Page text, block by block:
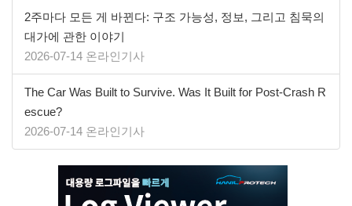
2주마다 모든 게 바뀐다: 구조 가능성, 정보, 그리고 침묵의
대가에 관한 이야기
2026-07-14 온라인기사
The Car Was Built to Survive. Was It Built for Post-Crash R
escue?
2026-07-14 온라인기사